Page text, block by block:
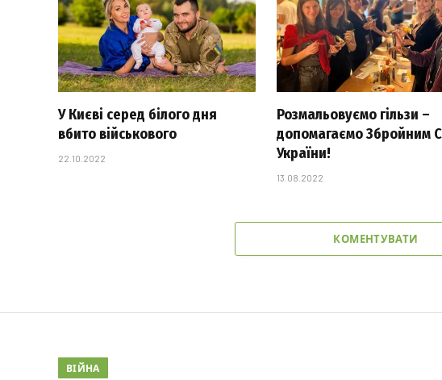
У Києві серед білого дня
вбито військового
22.10.2022
Розмальовуємо гільзи –
допомагаємо Збройним
України!
13.08.2022
КОМЕНТУВАТИ
ВІЙНА